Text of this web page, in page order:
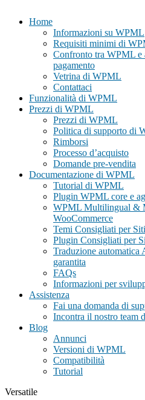
Home
Informazioni su WPML
Requisiti minimi di
Confronto tra WPML e
pagamento
Vetrina di WPML
Contattaci
Funzionalità di WPML
Prezzi di WPML
Prezzi di WPML
Politica di supporto di
Rimborsi
Processo d’acquisto
Domande pre-vendita
Documentazione di WPML
Tutorial di WPML
Plugin WPML core e
WPML Multilingual &
WooCommerce
Temi Consigliati per
Plugin Consigliati per
Traduzione automatica
garantita
FAQs
Informazioni per
Assistenza
Fai una domanda di
Incontra il nostro team
Blog
Annunci
Versioni di WPML
Compatibilità
Tutorial
Versatile